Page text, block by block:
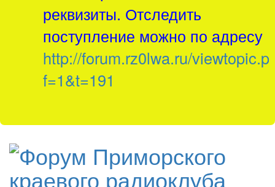
реквизиты. Отследить
поступление можно по адресу
http://forum.rz0lwa.ru/
f=1&t=191